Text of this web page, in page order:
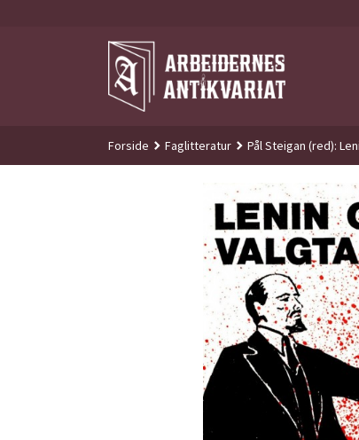
Forside Faglitteratur Pål Steigan (red):